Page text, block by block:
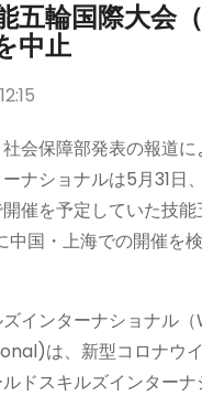
五輪国際大会
中止
会保障部発表の報道
ナショナルは5月31日
催を予定していた技
中国・上海での開催を
インターナショナル
は、新型コロナウ
ドスキルズインター